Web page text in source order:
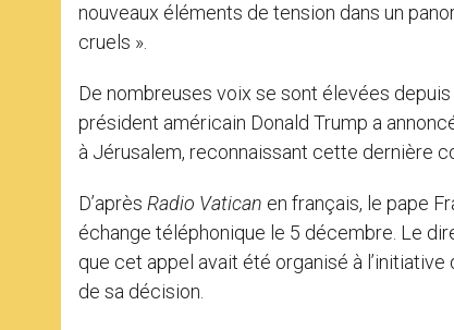
nouveaux éléments de tension dans un
cruels ».
De nombreuses voix se sont élevées
président américain Donald Trump a
à Jérusalem, reconnaissant cette dernière
D’après Radio Vatican en français, le pape
échange téléphonique le 5 décembre. Le
que cet appel avait été organisé à
de sa décision.